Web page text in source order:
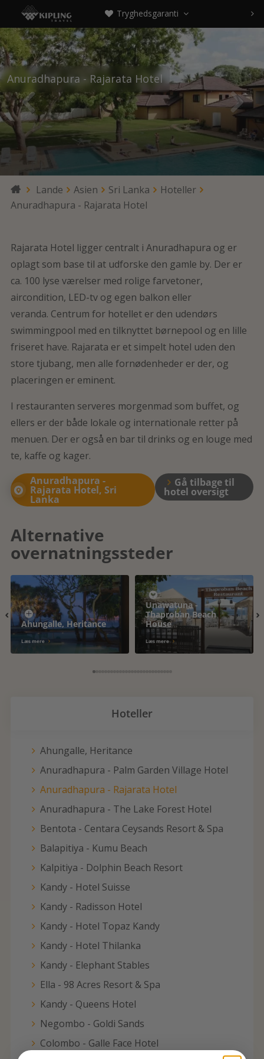
 Tryghedsgaranti  
Anuradhapura - Rajarata Hotel
 
 Lande Asien Sri Lanka
Hoteller
Anuradhapura - Rajarata Hotel
Rajarata Hotel ligger centralt i Anuradhapura og er
oplagt som base til at udforske den gamle by. Der er
ca. 100 lyse værelser med rolige farvetoner,
aircondition, LED-tv og egen balkon eller
veranda. Centrum for hotellet er den udendørs
swimmingpool med en tilknyttet børnepool og en lille
friseret have. Rajarata er et simpelt hotel uden den
store tjubang, men alle fornødenheder er der, og
placeringen er eminent.
I restauranten serveres morgenmad som buffet, og
ellers er der både lokale og internationale retter på
menuen. Der er også en bar til drinks og en louge med
te, kaffe og kager.
Anuradhapura -
Rajarata Hotel, Sri
Lanka
Gå tilbage til
hotel oversigt
Alternative
overnatningssteder
Ahungalle, Heritance
Læs mere
Unawatuna -
Thaproban Beach
House
Læs mere
‹ ›
Hoteller
Ahungalle, Heritance
Anuradhapura - Palm Garden Village Hotel
Anuradhapura - Rajarata Hotel
Anuradhapura - The Lake Forest Hotel
Bentota - Centara Ceysands Resort & Spa
Balapitiya - Kumu Beach
Kalpitiya - Dolphin Beach Resort
Kandy - Hotel Suisse
Kandy - Radisson Hotel
Kandy - Hotel Topaz Kandy
Kandy - Hotel Thilanka
Kandy - Elephant Stables
Ella - 98 Acres Resort & Spa
Kandy - Queens Hotel
Negombo - Goldi Sands
Colombo - Galle Face Hotel